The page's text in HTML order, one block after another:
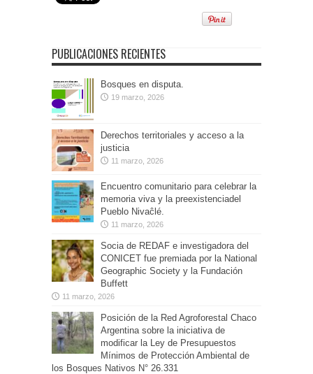
PUBLICACIONES RECIENTES
Bosques en disputa.
19 marzo, 2026
Derechos territoriales y acceso a la
justicia
11 marzo, 2026
Encuentro comunitario para celebrar la
memoria viva y la preexistenciadel
Pueblo Nivaĉlé.
11 marzo, 2026
Socia de REDAF e investigadora del
CONICET fue premiada por la National
Geographic Society y la Fundación
Buffett
11 marzo, 2026
Posición de la Red Agroforestal Chaco
Argentina sobre la iniciativa de
modificar la Ley de Presupuestos
Mínimos de Protección Ambiental de
los Bosques Nativos N° 26.331